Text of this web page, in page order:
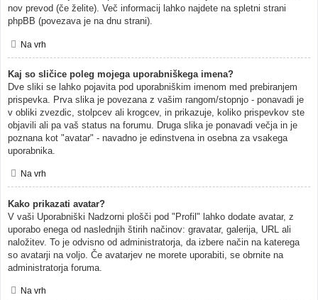
nov prevod (če želite). Več informacij lahko najdete na spletni strani
phpBB (povezava je na dnu strani).
Na vrh
Kaj so sličice poleg mojega uporabniškega imena?
Dve sliki se lahko pojavita pod uporabniškim imenom med prebiranjem
prispevka. Prva slika je povezana z vašim rangom/stopnjo - ponavadi je
v obliki zvezdic, stolpcev ali krogcev, in prikazuje, koliko prispevkov ste
objavili ali pa vaš status na forumu. Druga slika je ponavadi večja in je
poznana kot "avatar" - navadno je edinstvena in osebna za vsakega
uporabnika.
Na vrh
Kako prikazati avatar?
V vaši Uporabniški Nadzorni plošči pod "Profil" lahko dodate avatar, z
uporabo enega od naslednjih štirih načinov: gravatar, galerija, URL ali
naložitev. To je odvisno od administratorja, da izbere način na katerega
so avatarji na voljo. Če avatarjev ne morete uporabiti, se obrnite na
administratorja foruma.
Na vrh